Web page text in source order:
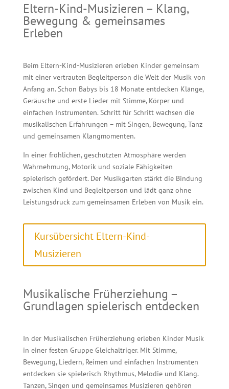
Eltern-Kind-Musizieren – Klang,
Bewegung & gemeinsames
Erleben
Beim Eltern-Kind-Musizieren erleben Kinder gemeinsam
mit einer vertrauten Begleitperson die Welt der Musik von
Anfang an. Schon Babys bis 18 Monate entdecken Klänge,
Geräusche und erste Lieder mit Stimme, Körper und
einfachen Instrumenten. Schritt für Schritt wachsen die
musikalischen Erfahrungen – mit Singen, Bewegung, Tanz
und gemeinsamen Klangmomenten.
In einer fröhlichen, geschützten Atmosphäre werden
Wahrnehmung, Motorik und soziale Fähigkeiten
spielerisch gefördert. Der Musikgarten stärkt die Bindung
zwischen Kind und Begleitperson und lädt ganz ohne
Leistungsdruck zum gemeinsamen Erleben von Musik ein.
Kursübersicht Eltern-Kind-
Musizieren
Musikalische Früherziehung –
Grundlagen spielerisch entdecken
In der Musikalischen Früherziehung erleben Kinder Musik
in einer festen Gruppe Gleichaltriger. Mit Stimme,
Bewegung, Liedern, Reimen und einfachen Instrumenten
entdecken sie spielerisch Rhythmus, Melodie und Klang.
Tanzen, Singen und gemeinsames Musizieren gehören